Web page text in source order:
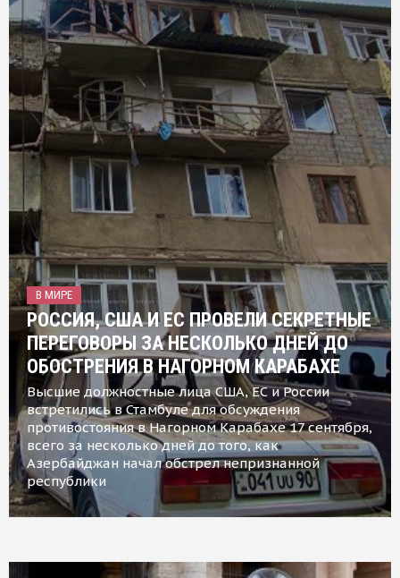
В МИРЕ
РОССИЯ, США И ЕС ПРОВЕЛИ СЕКРЕТНЫЕ
ПЕРЕГОВОРЫ ЗА НЕСКОЛЬКО ДНЕЙ ДО
ОБОСТРЕНИЯ В НАГОРНОМ КАРАБАХЕ
Высшие должностные лица США, ЕС и России
встретились в Стамбуле для обсуждения
противостояния в Нагорном Карабахе 17 сентября,
всего за несколько дней до того, как
Азербайджан начал обстрел непризнанной
республики